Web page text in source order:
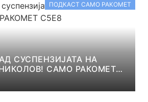
ПОДКАСТ САМО РАКОМЕТ
СУСПЕНЗИЈАТА НА
САМО РАКОМЕТ